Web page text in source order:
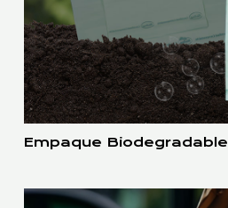
Empaque Biodegradable